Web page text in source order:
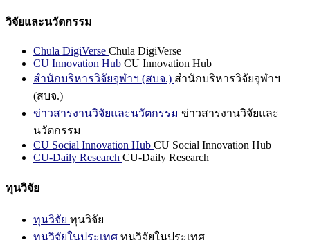
วิจัยและนวัตกรรม
Chula DigiVerse Chula DigiVerse
CU Innovation Hub CU Innovation Hub
สำนักบริหารวิจัยจุฬาฯ (สบจ.) สำนักบริหารวิจัยจุฬาฯ
(สบจ.)
ข่าวสารงานวิจัยและนวัตกรรม ข่าวสารงานวิจัยและ
นวัตกรรม
CU Social Innovation Hub CU Social Innovation Hub
CU-Daily Research CU-Daily Research
ทุนวิจัย
ทุนวิจัย ทุนวิจัย
ทุนวิจัยในประเทศ ทุนวิจัยในประเทศ